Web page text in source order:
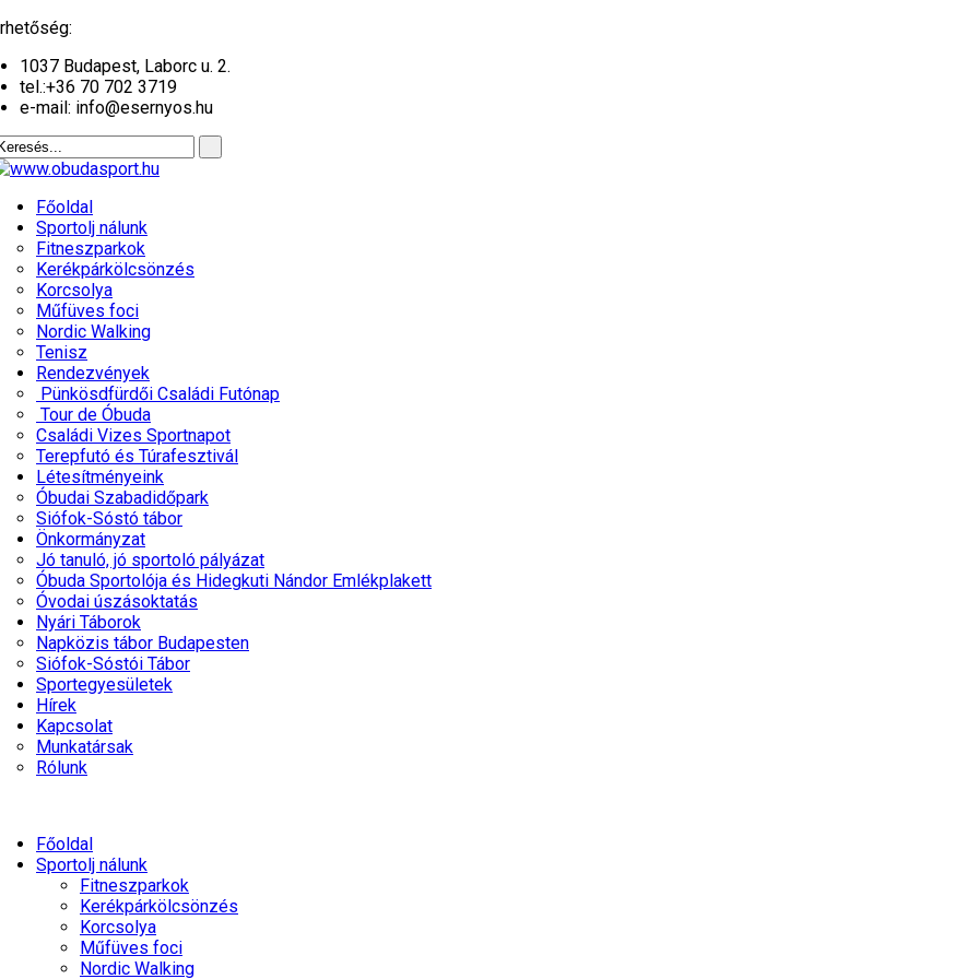
1037 Budapest, Laborc u. 2.
tel.:+36 70 702 3719
e-mail: info@esernyos.hu
Főoldal
Sportolj nálunk
Fitneszparkok
Kerékpárkölcsönzés
Korcsolya
Műfüves foci
Nordic Walking
Tenisz
Rendezvények
Pünkösdfürdői Családi Futónap
Tour de Óbuda
Családi Vizes Sportnapot
Terepfutó és Túrafesztivál
Létesítményeink
Óbudai Szabadidőpark
Siófok-Sóstó tábor
Önkormányzat
Jó tanuló, jó sportoló pályázat
Óbuda Sportolója és Hidegkuti Nándor Emlékplakett
Óvodai úszásoktatás
Nyári Táborok
Napközis tábor Budapesten
Siófok-Sóstói Tábor
Sportegyesületek
Hírek
Kapcsolat
Munkatársak
Rólunk
Főoldal
Sportolj nálunk
Fitneszparkok
Kerékpárkölcsönzés
Korcsolya
Műfüves foci
Nordic Walking